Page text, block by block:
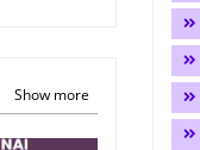
Show more